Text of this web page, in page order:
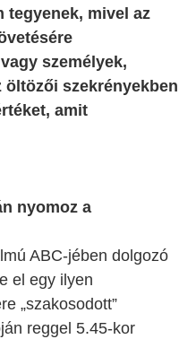
tegyenek, mivel az
személyek,
szekrényekben
amit
nyomoz a
ABC-jében dolgozó
el egy ilyen
„szakosodott”
reggel 5.45-kor